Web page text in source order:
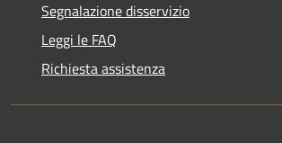
Segnalazione disservizio
Leggi le FAQ
Richiesta assistenza